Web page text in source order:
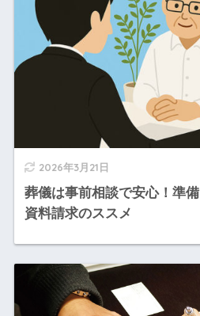
2026年3月21日
葬儀は事前相談で安心！準
資料請求のススメ